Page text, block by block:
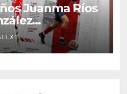
Juanma Ríos
aventura
por la ASD